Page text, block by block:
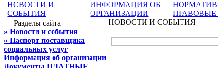
НОВОСТИ И
СОБЫТИЯ
ИНФОРМАЦИЯ ОБ
ОРГАНИЗАЦИИ
Разделы сайта
» Новости и события
» Паспорт поставщика
социальных услуг
Информация об организации
Документы ПЛАТНЫЕ
НОВОСТИ И СОБЫТИЯ